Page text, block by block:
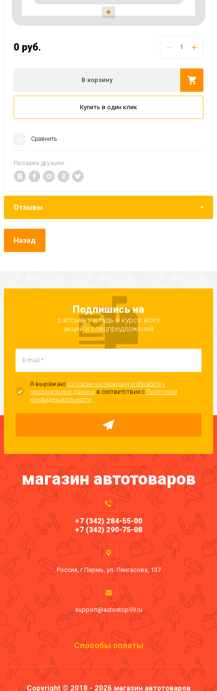
0 руб. − +
В корзину
Купить в один клик
Сравнить
Расскажи друзьям:
Отзывы
Назад
Подпишись на
рассылку и будь в курсе всех
акций и спецпредложений
Я выражаю согласие на передачу и обработку
персональных данных в соответствии с Политикой
конфиденциальности
магазин автотоваров
+7 (342) 284-55-00
+7 (342) 290-75-08
Россия, г.Пермь, ул. Лянгасова, 137
support@autostop59.ru
Способы оплаты
Copyright © 2018 - 2026 магазин автотоваров